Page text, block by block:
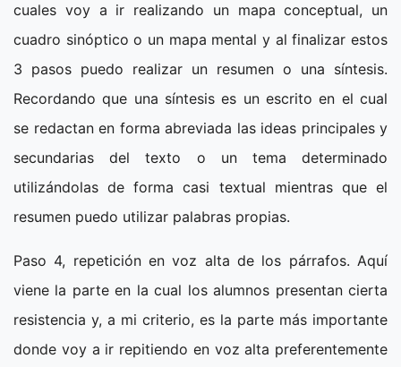
cuales voy a ir realizando un mapa conceptual, un
cuadro sinóptico o un mapa mental y al finalizar estos
3 pasos puedo realizar un resumen o una síntesis.
Recordando que una síntesis es un escrito en el cual
se redactan en forma abreviada las ideas principales y
secundarias del texto o un tema determinado
utilizándolas de forma casi textual mientras que el
resumen puedo utilizar palabras propias.
Paso 4, repetición en voz alta de los párrafos. Aquí
viene la parte en la cual los alumnos presentan cierta
resistencia y, a mi criterio, es la parte más importante
donde voy a ir repitiendo en voz alta preferentemente